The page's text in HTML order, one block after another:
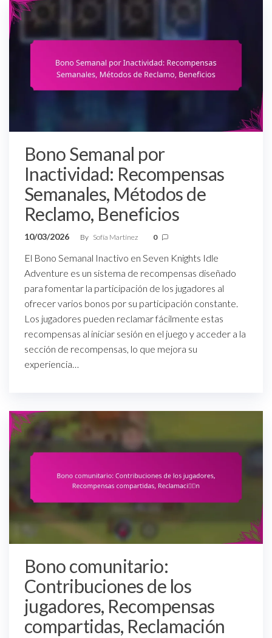
Bono Semanal por
Inactividad: Recompensas
Semanales, Métodos de
Reclamo, Beneficios
10/03/2026 By Sofía Martínez 0
El Bono Semanal Inactivo en Seven Knights Idle
Adventure es un sistema de recompensas diseñado
para fomentar la participación de los jugadores al
ofrecer varios bonos por su participación constante.
Los jugadores pueden reclamar fácilmente estas
recompensas al iniciar sesión en el juego y acceder a la
sección de recompensas, lo que mejora su
experiencia…
Bono comunitario:
Contribuciones de los
jugadores, Recompensas
compartidas, Reclamación